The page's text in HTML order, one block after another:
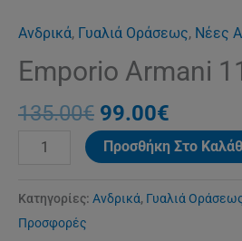
Ανδρικά, Γυαλιά Οράσεως, Νέες
Emporio Armani
135.00€ 99.00€
Προσθήκη Στο
Κατηγορίες: Ανδρικά, Γυαλιά
Προσφορές